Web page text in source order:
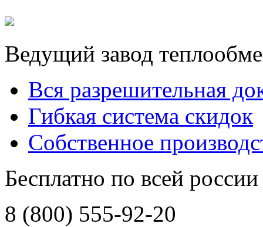
Ведущий завод
Вся разрешительная
Гибкая система скидок
Собственное
Бесплатно по всей россии
8 (800) 555-92-20